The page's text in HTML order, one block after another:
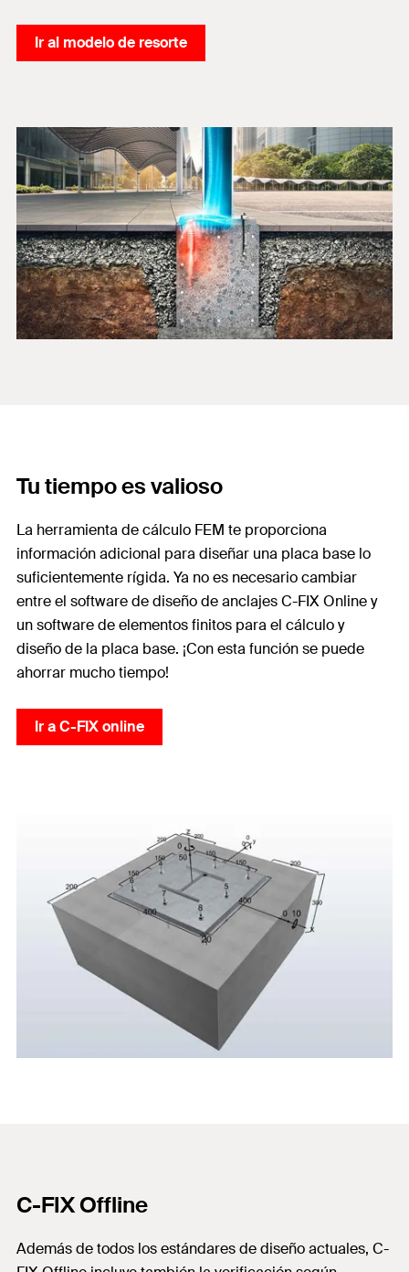
Ir al modelo de resorte
Tu tiempo es valioso
La herramienta de cálculo FEM te proporciona
información adicional para diseñar una placa base lo
suficientemente rígida. Ya no es necesario cambiar
entre el software de diseño de anclajes C-FIX Online y
un software de elementos finitos para el cálculo y
diseño de la placa base. ¡Con esta función se puede
ahorrar mucho tiempo!
Ir a C-FIX online
C-FIX Offline
Además de todos los estándares de diseño actuales, C-